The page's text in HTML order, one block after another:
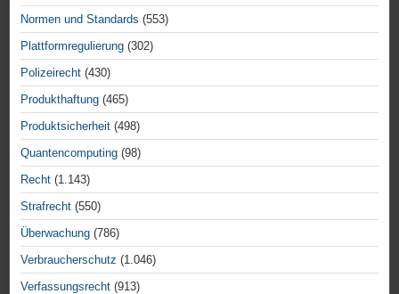
Normen und Standards (553)
Plattformregulierung (302)
Polizeirecht (430)
Produkthaftung (465)
Produktsicherheit (498)
Quantencomputing (98)
Recht (1.143)
Strafrecht (550)
Überwachung (786)
Verbraucherschutz (1.046)
Verfassungsrecht (913)